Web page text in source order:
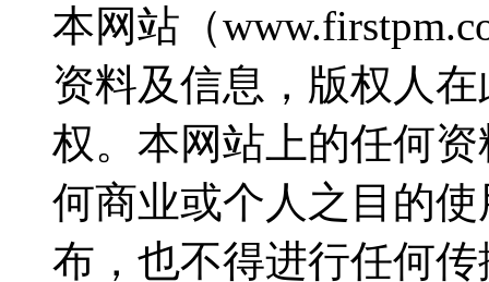
本网站（
资料及信息，版权人
权。本网站上的任何
何商业或个人之目的
布，也不得进行任何